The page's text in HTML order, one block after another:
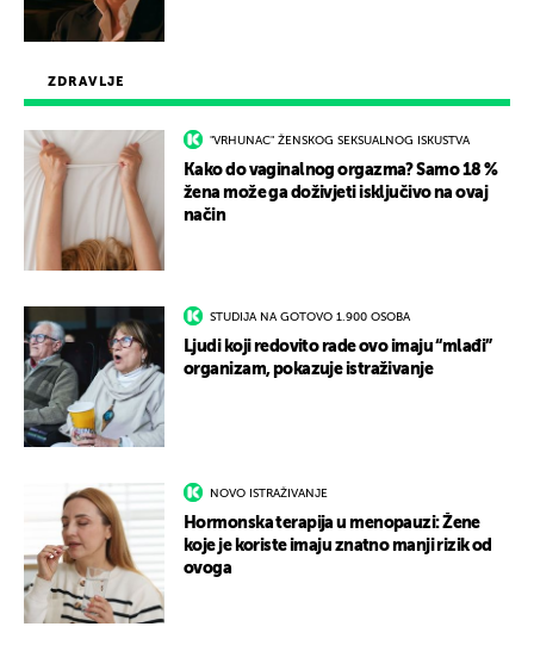
ZDRAVLJE
"VRHUNAC" ŽENSKOG SEKSUALNOG ISKUSTVA
Kako do vaginalnog orgazma? Samo 18 %
žena može ga doživjeti isključivo na ovaj
način
STUDIJA NA GOTOVO 1.900 OSOBA
Ljudi koji redovito rade ovo imaju “mlađi”
organizam, pokazuje istraživanje
NOVO ISTRAŽIVANJE
Hormonska terapija u menopauzi: Žene
koje je koriste imaju znatno manji rizik od
ovoga